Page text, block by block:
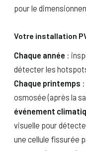
pour le
Votre installation
Chaque année :
détecter les
Chaque printemps
osmosée (après la
événement
visuelle pour
une cellule fissurée